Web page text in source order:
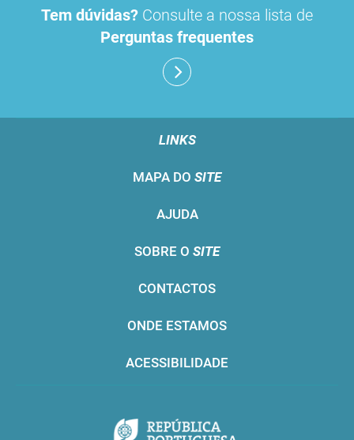
Tem dúvidas? Consulte a nossa lista de
Perguntas frequentes
LINKS
MAPA DO SITE
AJUDA
SOBRE O SITE
CONTACTOS
ONDE ESTAMOS
ACESSIBILIDADE